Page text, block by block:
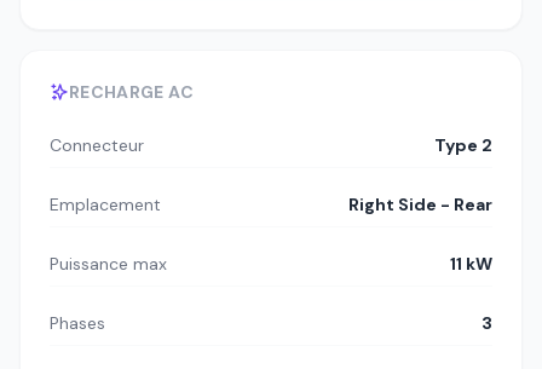
RECHARGE AC
Connecteur Type 2
Emplacement Right Side - Rear
Puissance max 11 kW
Phases 3